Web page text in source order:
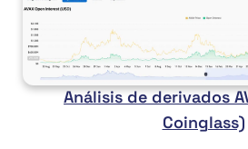
Análisis de derivados
Coinglass)